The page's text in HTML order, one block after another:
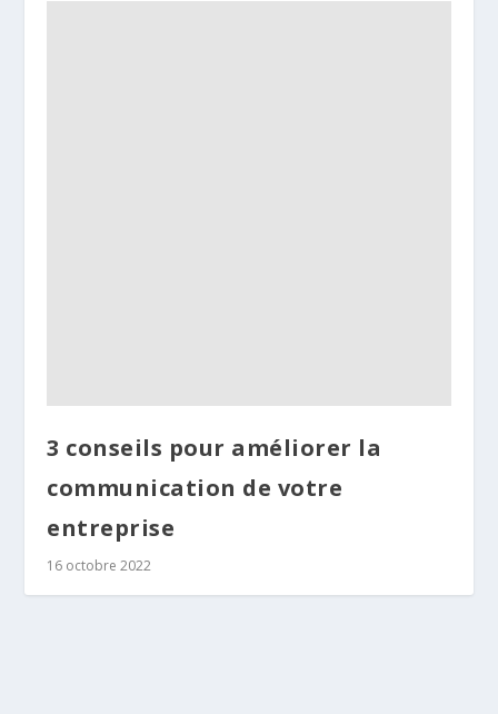
3 conseils pour améliorer la
communication de votre
entreprise
16 octobre 2022